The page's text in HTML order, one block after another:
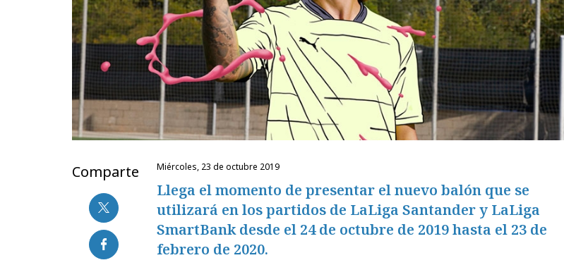
Comparte miércoles, 23 de octubre 2019
Llega el momento de presentar el nuevo balón que se
utilizará en los partidos de LaLiga Santander y LaLiga
SmartBank desde el 24 de octubre de 2019 hasta el 23 de
febrero de 2020.